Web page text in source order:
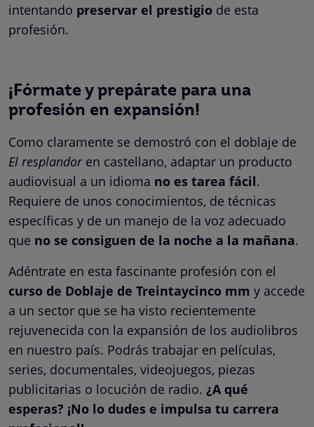
intentando preservar el prestigio de esta
profesión.
¡Fórmate y prepárate para una
profesión en expansión!
Como claramente se demostró con el doblaje de
El resplandoren castellano, adaptar un producto
audiovisual a un idioma no es tarea fácil.
Requiere de unos conocimientos, de técnicas
específicas y de un manejo de la voz adecuado
que no se consiguen de la noche a la mañana.
Adéntrate en esta fascinante profesión con el
curso de Doblaje de Treintaycinco mm y accede
a un sector que se ha visto recientemente
rejuvenecida con la expansión de los audiolibros
en nuestro país. Podrás trabajar en películas,
series, documentales, videojuegos, piezas
publicitarias o locución de radio. ¿A qué
esperas? ¡No lo dudes e impulsa tu carrera